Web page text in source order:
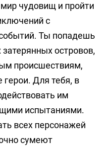
чудовищ и пройти
с
Ты попадешь
островов,
происшествиям,
Для тебя, в
им
испытаниями.
всех персонажей
сумеют